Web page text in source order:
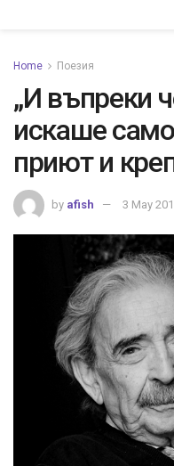
Home Поезия
„И въпреки
искаше
приют и
by afish 3 May